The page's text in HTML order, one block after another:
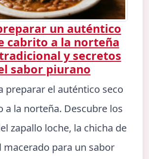
un auténtico
cabrito a la norteña
y secretos
sabor piurano
preparar el auténtico seco
a la norteña. Descubre los
zapallo loche, la chicha de
macerado para un sabor